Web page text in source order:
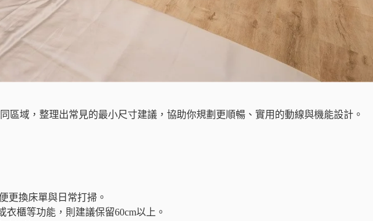
域，整理出常見的最小尺寸建議，協助你規劃更順暢、實用的動線與機能設計。
更換床單與日常打掃。
櫃等功能，則建議保留60cm以上。